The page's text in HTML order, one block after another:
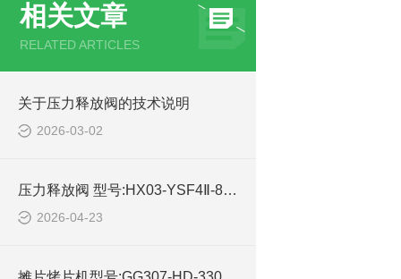
相关文章
RELATED ARTICLES
关于压力释放阀的技术说明
2026-03-02
压力释放阀 型号:HX03-YSF4Ⅱ-85/50KJBTH的简单介绍
2026-04-23